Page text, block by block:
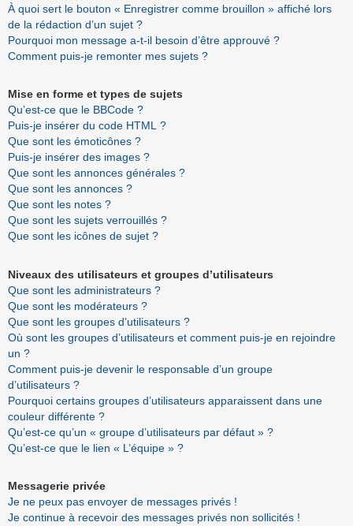
À quoi sert le bouton « Enregistrer comme brouillon » affiché lors
de la rédaction d’un sujet ?
Pourquoi mon message a-t-il besoin d’être approuvé ?
Comment puis-je remonter mes sujets ?
Mise en forme et types de sujets
Qu’est-ce que le BBCode ?
Puis-je insérer du code HTML ?
Que sont les émoticônes ?
Puis-je insérer des images ?
Que sont les annonces générales ?
Que sont les annonces ?
Que sont les notes ?
Que sont les sujets verrouillés ?
Que sont les icônes de sujet ?
Niveaux des utilisateurs et groupes d’utilisateurs
Que sont les administrateurs ?
Que sont les modérateurs ?
Que sont les groupes d’utilisateurs ?
Où sont les groupes d’utilisateurs et comment puis-je en rejoindre
un ?
Comment puis-je devenir le responsable d’un groupe
d’utilisateurs ?
Pourquoi certains groupes d’utilisateurs apparaissent dans une
couleur différente ?
Qu’est-ce qu’un « groupe d’utilisateurs par défaut » ?
Qu’est-ce que le lien « L’équipe » ?
Messagerie privée
Je ne peux pas envoyer de messages privés !
Je continue à recevoir des messages privés non sollicités !